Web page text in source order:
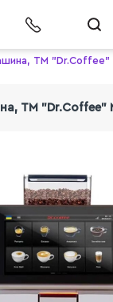
ТМ "Dr.Coffee"
ТМ "Dr.Coffee"